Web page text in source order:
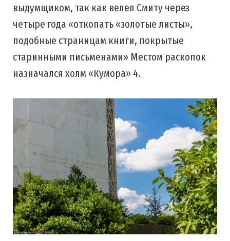
выдумщиком, так как велел Смиту через
четыре года «откопать «золотые листы»,
подобные страницам книги, покрытые
старинными письменами» Местом раскопок
назначался холм «Кумора» 4.